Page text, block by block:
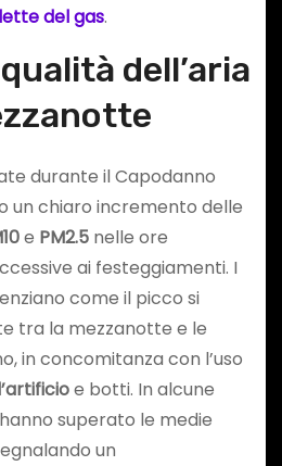
del gas.
dell’aria
durante il Capodanno
un chiaro incremento delle
e PM2.5nelle ore
ai festeggiamenti. I
come il picco si
tra la mezzanotte e le
in concomitanza con l’uso
e botti. In alcune
superato le medie
un